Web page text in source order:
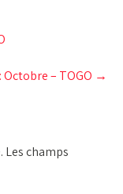
– TOGO →
Les champs